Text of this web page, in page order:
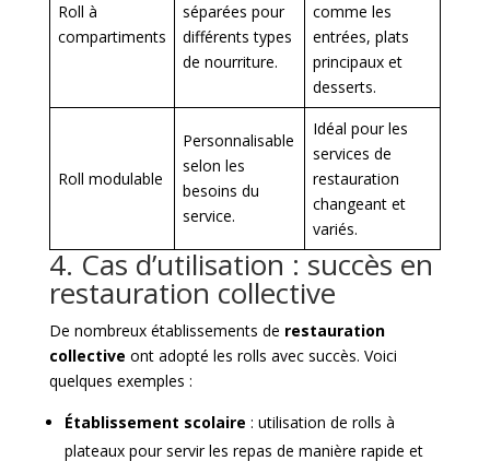
Roll à
compartiments
séparées pour
différents types
de nourriture.
comme les
entrées, plats
principaux et
desserts.
Roll modulable
Personnalisable
selon les
besoins du
service.
Idéal pour les
services de
restauration
changeant et
variés.
4. Cas d’utilisation : succès en
restauration collective
De nombreux établissements de restauration
collective ont adopté les rolls avec succès. Voici
quelques exemples :
Établissement scolaire : utilisation de rolls à
plateaux pour servir les repas de manière rapide et